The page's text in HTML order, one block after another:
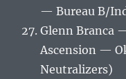
— Bureau B/
Glenn Branca
Ascension —
Neutralizers)